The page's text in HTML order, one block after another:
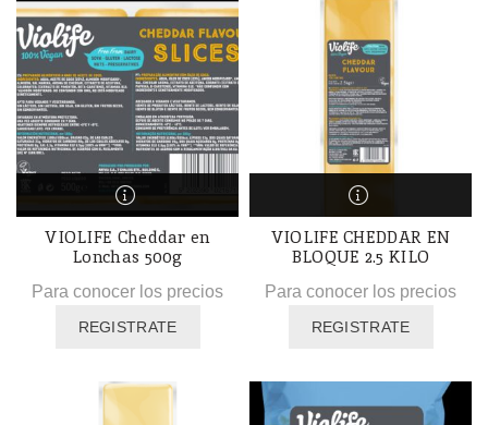
VIOLIFE Cheddar en
Lonchas 500g
Para conocer los precios
REGISTRATE
VIOLIFE CHEDDAR EN
BLOQUE 2.5 KILO
Para conocer los precios
REGISTRATE